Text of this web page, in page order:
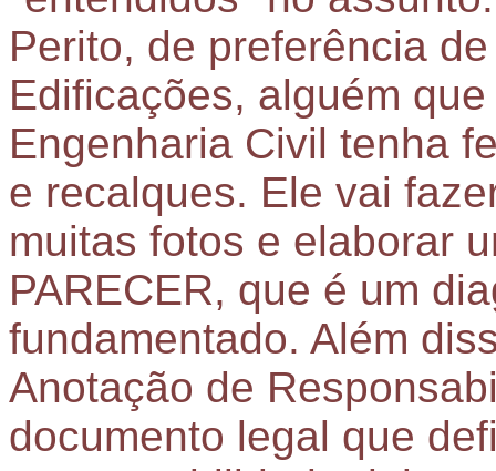
Perito, de preferência
Edificações, alguém
Engenharia Civil tenha
e recalques. Ele vai
muitas fotos e elaborar
PARECER, que é um
fundamentado. Além
Anotação de
documento legal que